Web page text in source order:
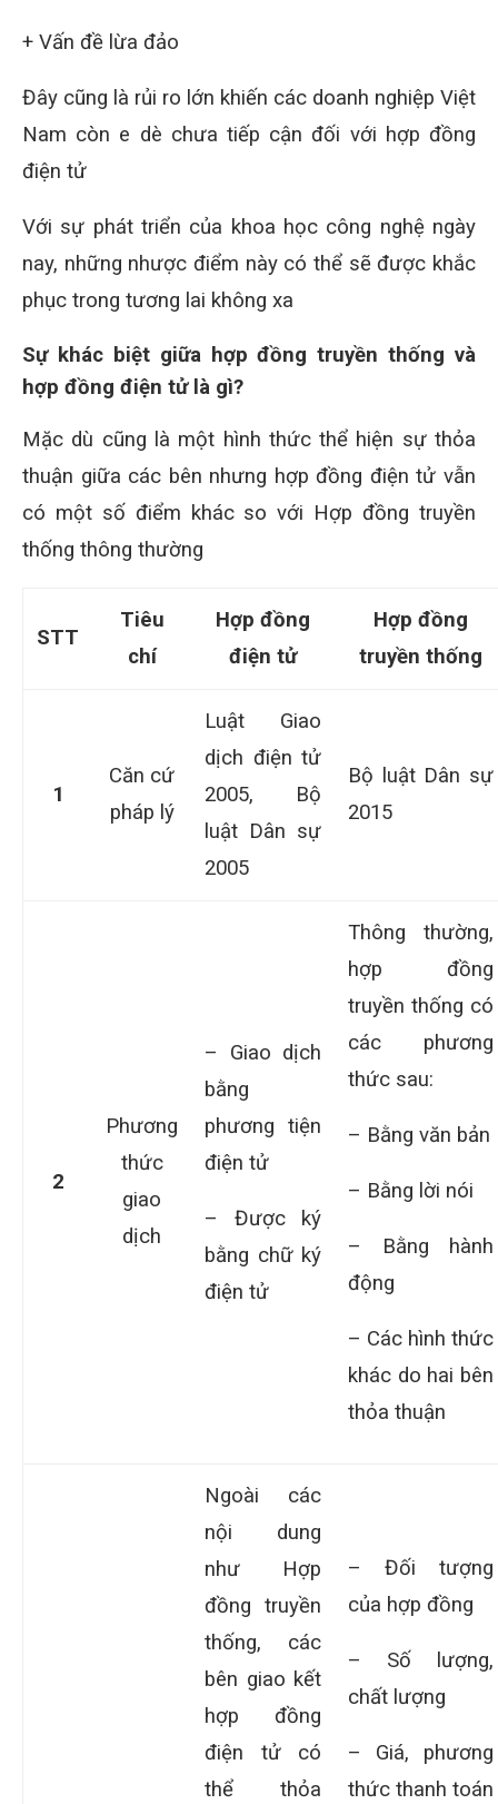
+ Vấn đề lừa đảo
Đây cũng là rủi ro lớn khiến các doanh nghiệp Việt
Nam còn e dè chưa tiếp cận đối với hợp đồng
điện tử
Với sự phát triển của khoa học công nghệ ngày
nay, những nhược điểm này có thể sẽ được khắc
phục trong tương lai không xa
Sự khác biệt giữa hợp đồng truyền thống và
hợp đồng điện tử là gì?
Mặc dù cũng là một hình thức thể hiện sự thỏa
thuận giữa các bên nhưng hợp đồng điện tử vẫn
có một số điểm khác so với Hợp đồng truyền
thống thông thường
STT
Tiêu
chí
Hợp đồng
điện tử
Hợp đồng
truyền thống
1
Căn cứ
pháp lý
Luật Giao
dịch điện tử
2005, Bộ
luật Dân sự
2005
Bộ luật Dân sự
2015
2
Phương
thức
giao
dịch
– Giao dịch
bằng
phương tiện
điện tử
– Được ký
bằng chữ ký
điện tử
Thông thường,
hợp đồng
truyền thống có
các phương
thức sau:
– Bằng văn bản
– Bằng lời nói
– Bằng hành
động
– Các hình thức
khác do hai bên
thỏa thuận
Ngoài các
nội dung
như Hợp
đồng truyền
thống, các
bên giao kết
hợp đồng
điện tử có
thể thỏa
– Đối tượng
của hợp đồng
– Số lượng,
chất lượng
– Giá, phương
thức thanh toán